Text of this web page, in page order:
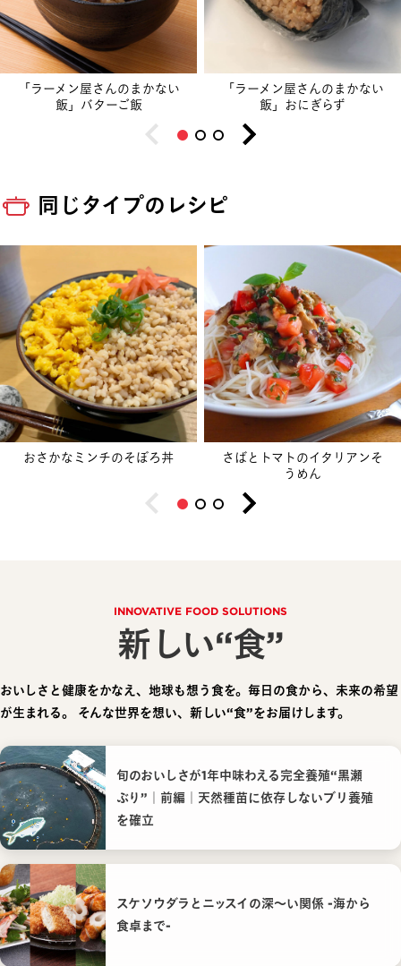
「ラーメン屋さんのまかない
飯」バターご飯
「ラーメン屋さんのまかない
飯」おにぎらず
同じタイプのレシピ
おさかなミンチのそぼろ丼
さばとトマトのイタリアンそ
うめん
INNOVATIVE FOOD SOLUTIONS
新しい“食”
おいしさと健康をかなえ、地球も想う食を。毎日の食から、未来の希望
が生まれる。
そんな世界を想い、新しい“食”をお届けします。
旬のおいしさが1年中味わえる完全養殖“黒瀬
ぶり”｜前編｜天然種苗に依存しないブリ養殖
を確立
スケソウダラとニッスイの深〜い関係 -海から
食卓まで-